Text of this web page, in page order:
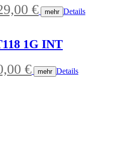
€Aktueller
ist:
mehr Details
1G INT
€Aktueller
mehr Details